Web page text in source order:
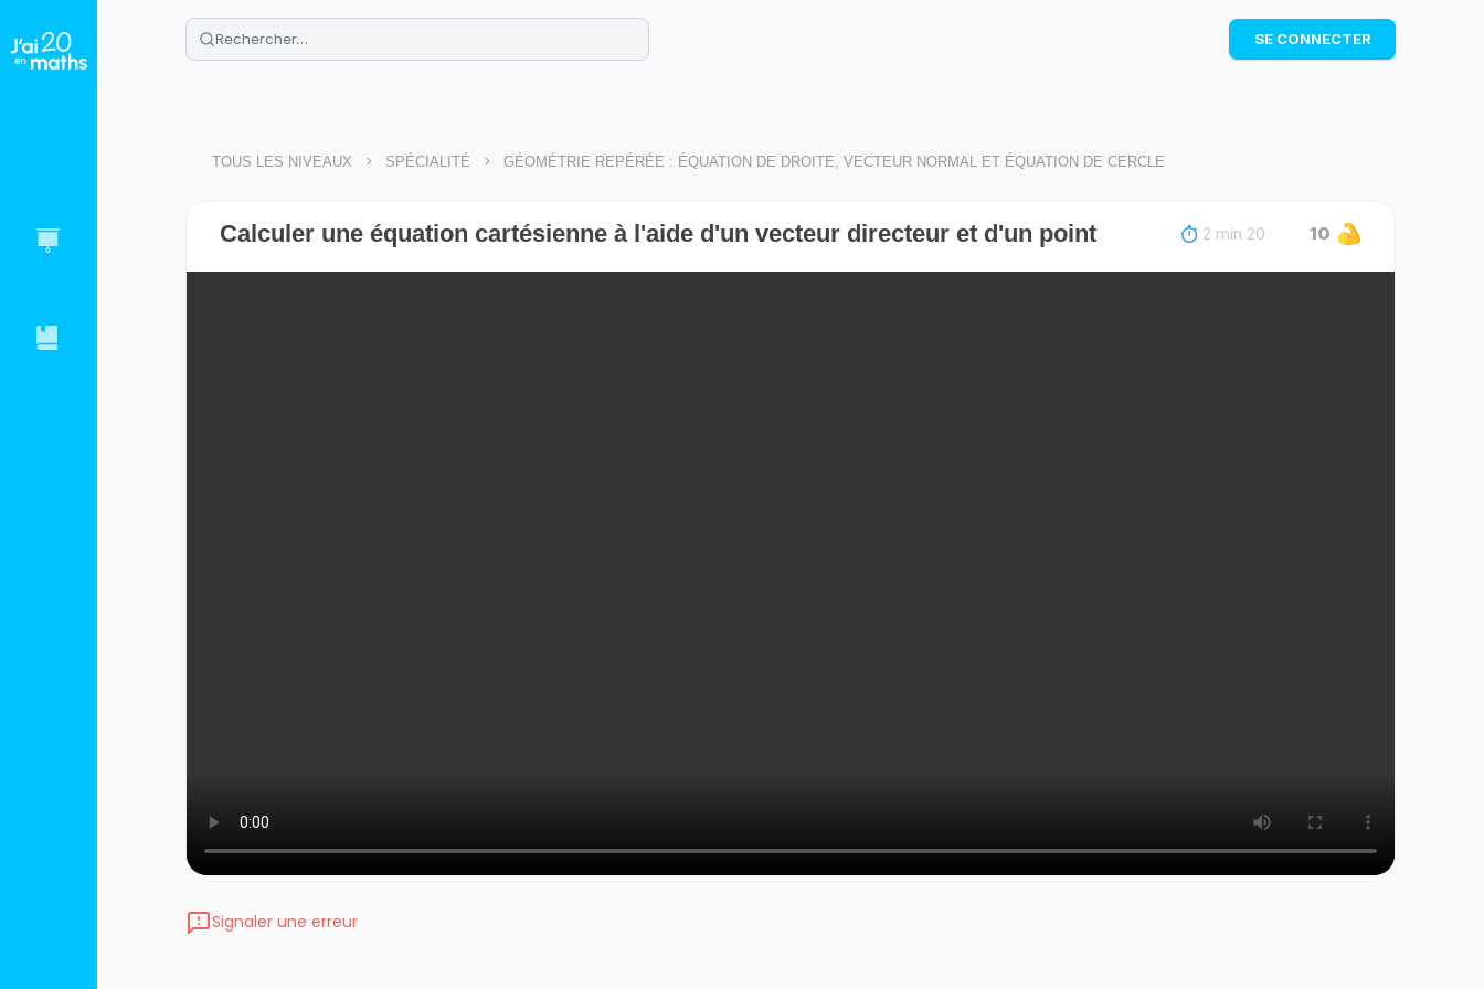
🌴Cahier de vacances offert: révise les maths cet été !
Télécharge ton PDF gratuit et progresse avec des exercices corrigés en vidéo.
TÉLÉCHARGER
SE CONNECTER
TOUS LES NIVEAUX > SPÉCIALITÉ > GÉOMÉTRIE REPÉRÉE : ÉQUATION DE DROITE, VECTEUR NORMAL ET ÉQUATION DE CERCLE
Calculer une équation cartésienne à l'aide d'un vecteur directeur et d'un point 2 min 20 10
Signaler une erreur